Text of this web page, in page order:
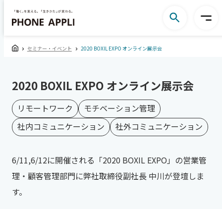
セミナー・イベント 2020 BOXIL EXPO オンライン展示会
2020 BOXIL EXPO オンライン展示会
リモートワーク
モチベーション管理
社内コミュニケーション
社外コミュニケーション
6/11,6/12に開催される「2020 BOXIL EXPO」の営業管
理・顧客管理部門に弊社取締役副社長 中川が登壇しま
す。